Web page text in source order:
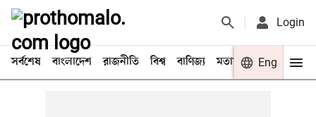
Login
সর্বশেষ বাংলাদেশ রাজনীতি বিশ্ব বাণিজ্য মতামত খেলা
Eng